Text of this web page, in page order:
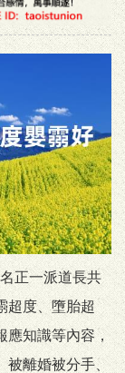
正一派道長共
超度、墮胎超
應知識等內容，
被離婚被分手、